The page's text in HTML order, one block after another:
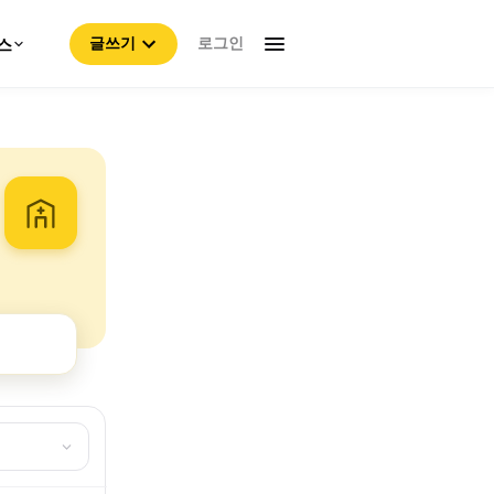
글쓰기 로그인